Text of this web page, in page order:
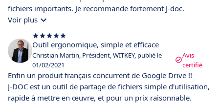
fichiers importants. Je recommande fortement J-doc.
Voir plus
Outil ergonomique, simple et efficace
Christian Martin, Président, WITKEY, publié le
01/02/2021
Avis
certifié
Enfin un produit français concurrent de Google Drive !!
J-DOC est un outil de partage de fichiers simple d'utilisation,
rapide à mettre en œuvre, et pour un prix raisonnable.